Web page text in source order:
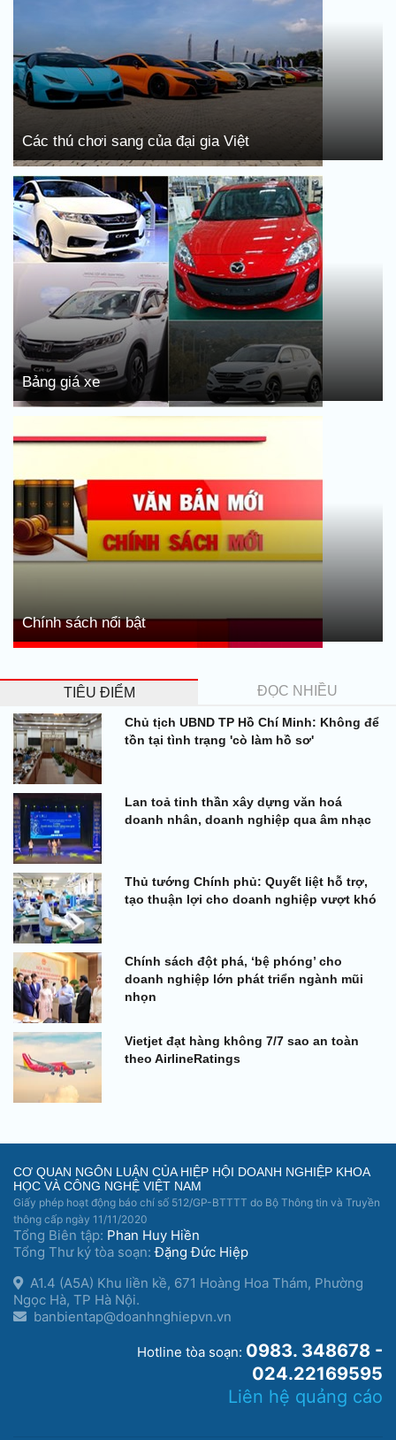
Các thú chơi sang của đại gia Việt
Bảng giá xe
Chính sách nổi bật
TIÊU ĐIỂM ĐỌC NHIỀU
Chủ tịch UBND TP Hồ Chí Minh: Không để
tồn tại tình trạng 'cò làm hồ sơ'
Lan toả tinh thần xây dựng văn hoá
doanh nhân, doanh nghiệp qua âm nhạc
Thủ tướng Chính phủ: Quyết liệt hỗ trợ,
tạo thuận lợi cho doanh nghiệp vượt khó
Chính sách đột phá, ‘bệ phóng’ cho
doanh nghiệp lớn phát triển ngành mũi
nhọn
Vietjet đạt hàng không 7/7 sao an toàn
theo AirlineRatings
CƠ QUAN NGÔN LUẬN CỦA HIỆP HỘI DOANH NGHIỆP KHOA
HỌC VÀ CÔNG NGHỆ VIỆT NAM
Giấy phép hoạt động báo chí số 512/GP-BTTTT do Bộ Thông tin và Truyền
thông cấp ngày 11/11/2020
Tổng Biên tập: Phan Huy Hiền
Tổng Thư ký tòa soạn:Đặng Đức Hiệp
A1.4 (A5A) Khu liền kề, 671 Hoàng Hoa Thám, Phường
Ngọc Hà, TP Hà Nội.
banbientap@doanhnghiepvn.vn
Hotline tòa soạn: 0983. 348678 -
024.22169595
Liên hệ quảng cáo